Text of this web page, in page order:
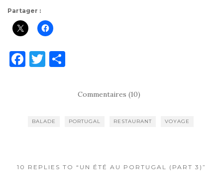
Partager :
F
b
k
T
r
ta
er
Commentaires (10)
BALADE PORTUGAL RESTAURANT VOYAGE
10 REPLIES TO “UN ÉTÉ AU PORTUGAL (PART 3)”